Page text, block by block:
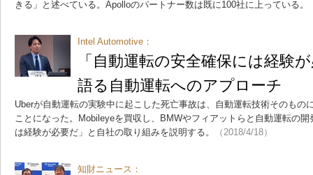
きる」と述べている。Apolloのパートナー数は既に100社に上っている。
Intel Automotive：
「自動運転の安全確保には経験
語る自動運転へのアプローチ
Uberが自動運転の実験中に起こした死亡事故は、自動運転技術そのもの
ことになった。Mobileyeを買収し、BMWやフィアットらと自動運転の
は経験が必要だ」と自社の取り組みを説明する。
（2018/4/18）
知財ニュース：